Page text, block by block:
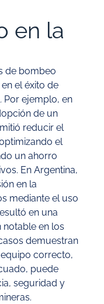
en la
de bombeo
el éxito de
Por ejemplo, en
de un
reducir el
el
un ahorro
En Argentina,
en la
mediante el uso
en una
en los
demuestran
correcto,
puede
seguridad y